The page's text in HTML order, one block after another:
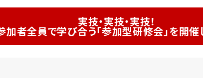
実技・実技・実技！
加者全員で学び合う「参加型研修会」を開催